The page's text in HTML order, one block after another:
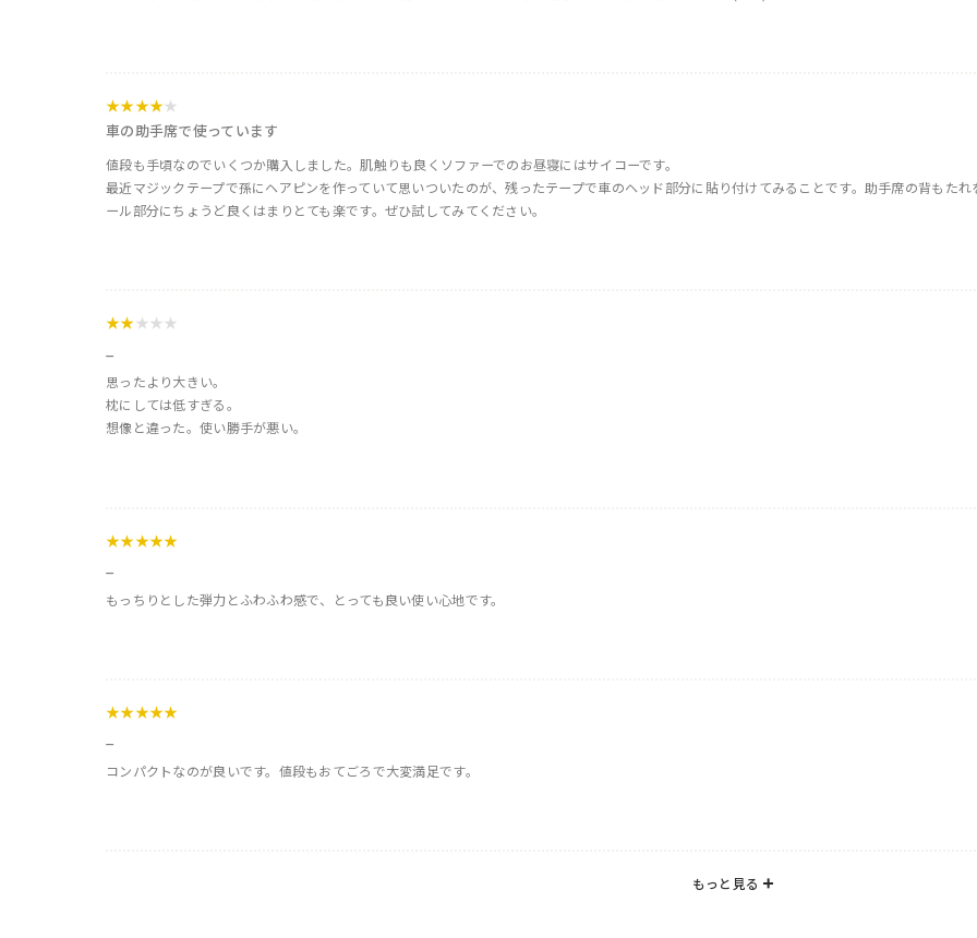
車の助手席で使っています
★★★★★
値段も手頃なのでいくつか購入しました。肌触りも良くソファーでのお昼寝にはサイコーです。
最近マジックテープで孫にヘアピンを作っていて思いついたのが、残ったテープで車のヘッド部分に貼り付けてみることです。助手席の背もた
ール部分にちょうど良くはまりとても楽です。ぜひ試してみてください。
★★★★★
思ったより大きい。
枕にしては低すぎる。
想像と違った。使い勝手が悪い。
★★★★★
もっちりとした弾力とふわふわ感で、とっても良い使い心地です。
★★★★★
コンパクトなのが良いです。値段もおてごろで大変満足です。
もっと見る